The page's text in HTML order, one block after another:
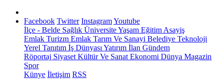
Facebook Twitter InstagramYoutube
İlçe - Belde Sağlık ÜniversiteYaşam Eğitim Asayiş
Emlak Turizm Emlak Tarım Ve Sanayi Belediye Teknoloji
Yerel Tanıtım İş Dünyası Yatırım İlan Gündem
Röportaj Siyaset Kültür Ve Sanat Ekonomi Dünya Magazin
Spor
Künye İletişim RSS